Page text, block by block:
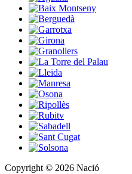
Copyright © 2026 Nació